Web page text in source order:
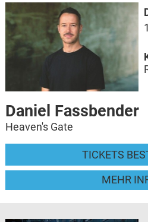
Daniel Fassbender
Heaven's Gate
TICKETS
MEHR